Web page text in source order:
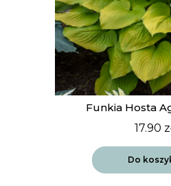
Funkia Hosta
17.90
Do